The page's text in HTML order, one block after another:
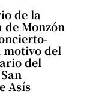
de la
Monzón
del
del
Asís